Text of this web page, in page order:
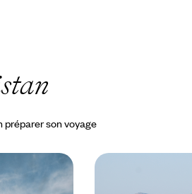
préparer son voyage